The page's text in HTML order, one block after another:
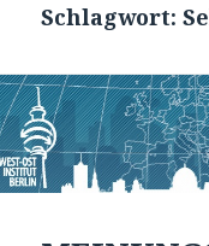
Schlagwort: